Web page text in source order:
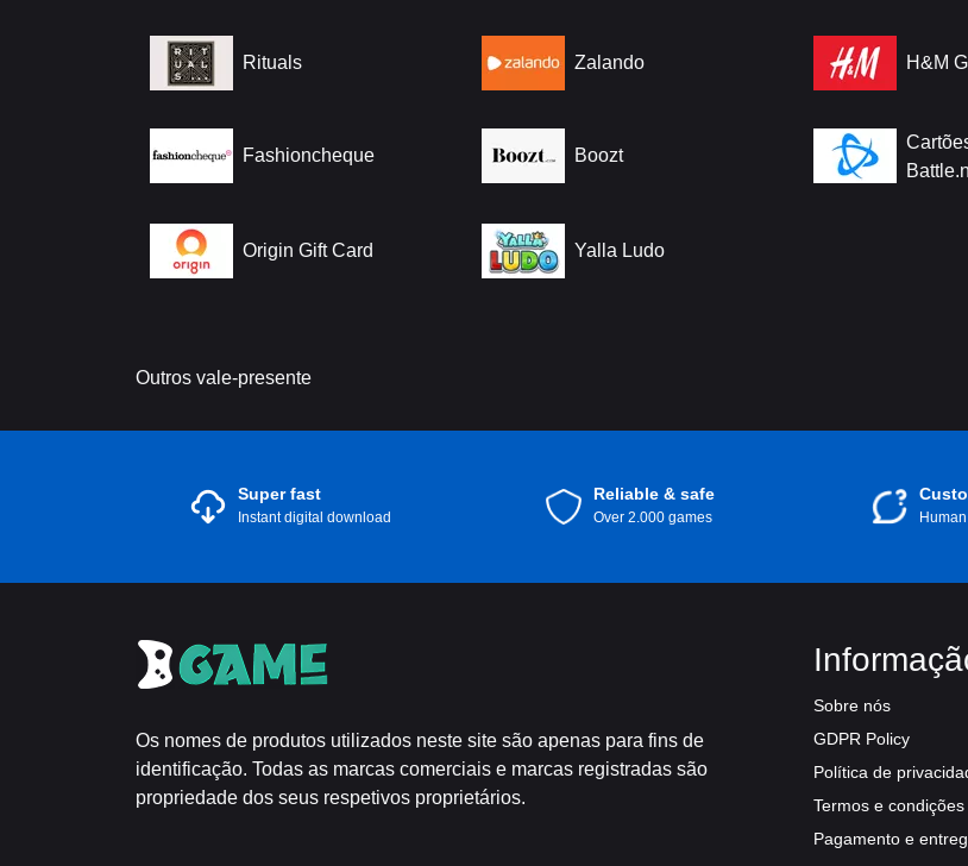
Rituals Zalando H&M
Fashioncheque Boozt
Origin Gift Card Yalla Ludo
Outros vale-presente
Super fast
Instant digital download
Reliable & safe
Over 2.000 games
Os nomes de produtos utilizados neste site são apenas para fins de
identificação. Todas as marcas comerciais e marcas registradas são
propriedade dos seus respetivos proprietários.
Sobre nós
GDPR Policy
Política de
Termos e condições
Pagamento e